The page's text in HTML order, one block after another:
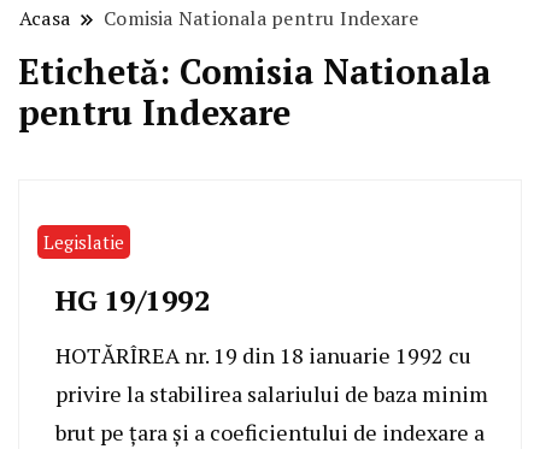
Acasa Comisia Nationala pentru Indexare
Etichetă: Comisia Nationala
pentru Indexare
Legislatie
HG 19/1992
HOTĂRÎREA nr. 19 din 18 ianuarie 1992 cu
privire la stabilirea salariului de baza minim
brut pe ţara şi a coeficientului de indexare a